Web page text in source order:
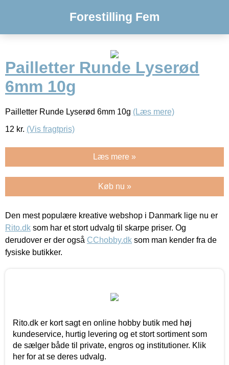
Forestilling Fem
Pailletter Runde Lyserød
6mm 10g
Pailletter Runde Lyserød 6mm 10g (Læs mere)
12 kr. (Vis fragtpris)
Læs mere »
Køb nu »
Den mest populære kreative webshop i Danmark lige nu er
Rito.dk som har et stort udvalg til skarpe priser. Og
derudover er der også CChobby.dk som man kender fra de
fysiske butikker.
Rito.dk er kort sagt en online hobby butik med høj
kundeservice, hurtig levering og et stort sortiment som
de sælger både til private, engros og institutioner. Klik
her for at se deres udvalg.